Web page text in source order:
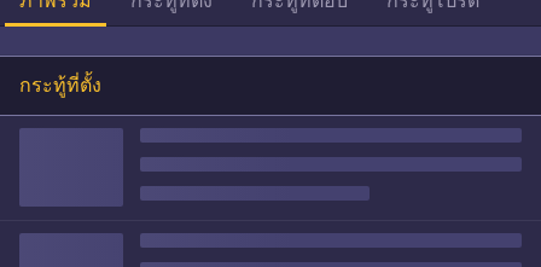
กระทู้ที่ตั้ง